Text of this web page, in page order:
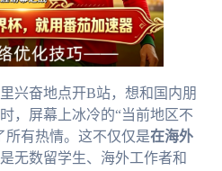
兴奋地点开B站，想和国内朋
，屏幕上冰冷的“当前地区不
所有热情。这不仅仅是在海外
无数留学生、海外工作者和